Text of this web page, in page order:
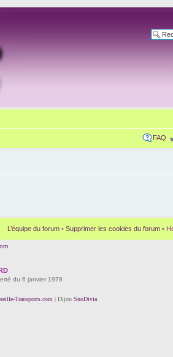
FAQ
L’équipe du forum • Supprimer les cookies du forum •
du 6 janvier 1978
Transports.com | Dijon SnoDivia